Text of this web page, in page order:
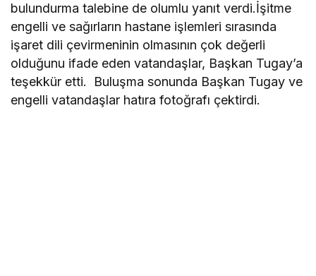
bulundurma talebine de olumlu yanıt verdi.İşitme
engelli ve sağırların hastane işlemleri sırasında
işaret dili çevirmeninin olmasının çok değerli
olduğunu ifade eden vatandaşlar, Başkan Tugay’a
teşekkür etti. Buluşma sonunda Başkan Tugay ve
engelli vatandaşlar hatıra fotoğrafı çektirdi.